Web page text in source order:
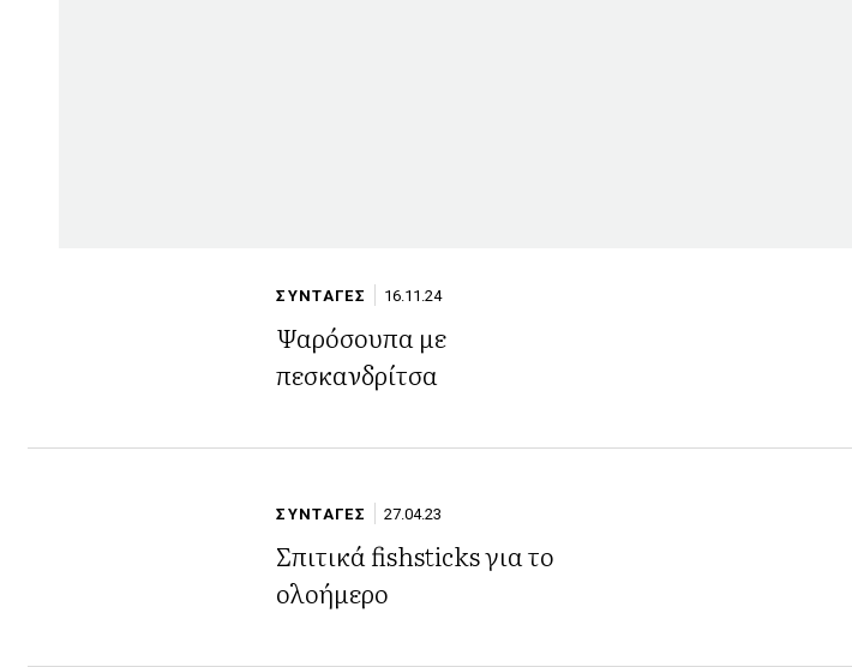
ΣΥΝΤΑΓΕΣ 16.11.24
Ψαρόσουπα με
πεσκανδρίτσα
ΣΥΝΤΑΓΕΣ 27.04.23
Σπιτικά fishsticks για το
ολοήμερο